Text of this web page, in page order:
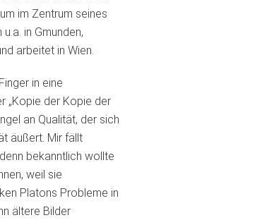
im Zentrum seines
in Gmunden,
arbeitet in Wien.
in eine
„Kopie der Kopie der
an Qualität, der sich
äußert. Mir fällt
bekanntlich wollte
weil sie
Platons Probleme in
ältere Bilder